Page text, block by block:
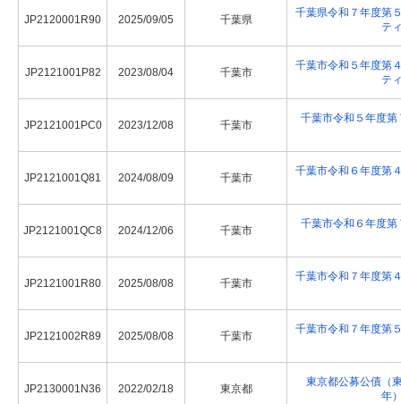
JP2120001R90 2025/09/05 千葉県
千葉県令和７年度第
テ
JP2121001P82 2023/08/04 千葉市
千葉市令和５年度第
テ
JP2121001PC0 2023/12/08 千葉市
千葉市令和５年度
JP2121001Q81 2024/08/09 千葉市
千葉市令和６年度第
JP2121001QC8 2024/12/06 千葉市
千葉市令和６年度
JP2121001R80 2025/08/08 千葉市
千葉市令和７年度第
JP2121002R89 2025/08/08 千葉市
千葉市令和７年度第
JP2130001N36 2022/02/18 東京都
東京都公募公債（
年